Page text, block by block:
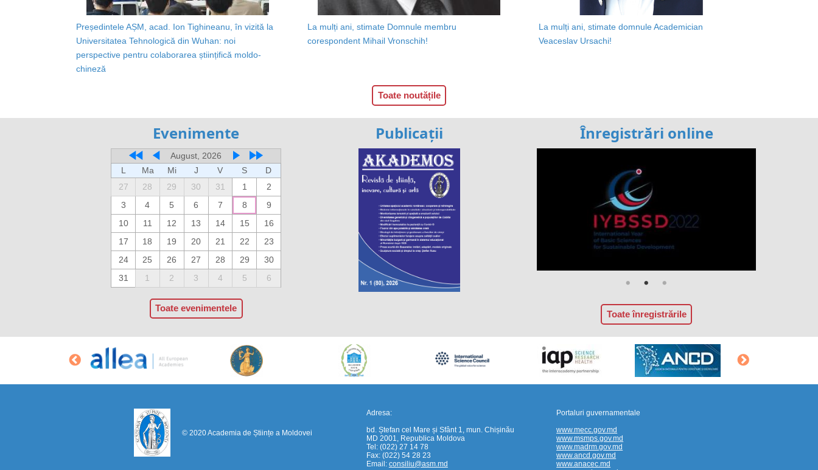
Președintele AȘM, acad. Ion Tighineanu, în vizită la
Universitatea Tehnologică din Wuhan: noi
perspective pentru colaborarea științifică moldo-
chineză
La mulți ani, stimate Domnule membru
corespondent Mihail Vronschih!
La mulți ani, stimate domnule Academician
Veaceslav Ursachi!
Toate noutățile
Evenimente
August, 2026
L
Ma Mi J V S
D
27
28 29 30 31 1
2
3
4 5 6 7 8
9
10
11 12 13 14 15
16
17
18 19 20 21 22
23
24
25 26 27 28 29
30
31
1 2 3 4 5 6
Toate evenimentele
Publicații Înregistrări online
Toate înregistrările
© 2020 Academia de Științe a Moldovei
Adresa:
bd. Ștefan cel Mare și Sfânt 1, mun. Chișinău
MD 2001, Republica Moldova
Tel: (022) 27 14 78
Fax: (022) 54 28 23
Email: consiliu@asm.md
Portaluri guvernamentale
www.mecc.gov.md
www.msmps.gov.md
www.madrm.gov.md
www.ancd.gov.md
www.anacec.md